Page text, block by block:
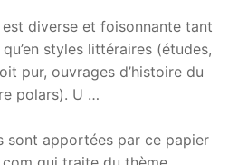
diverse et foisonnante tant
styles littéraires (études,
pur, ouvrages d’histoire du
polars). U …
sont apportées par ce papier